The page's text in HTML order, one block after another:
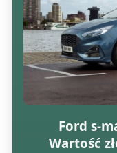
Ford s-
Wartość